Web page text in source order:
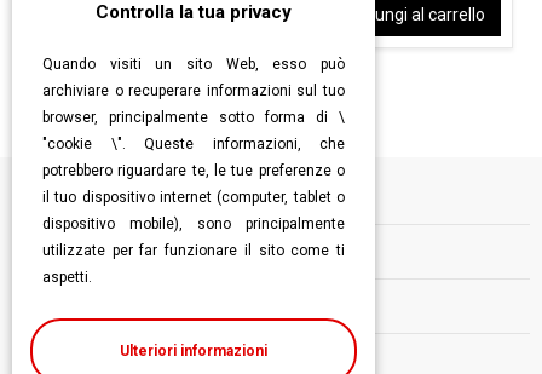
Aggiungi al carrello Aggiungi al carrello
Informazioni
Follow us
Controlla la tua privacy
Quando visiti un sito Web, esso può
archiviare o recuperare informazioni sul tuo
browser, principalmente sotto forma di \
"cookie \". Queste informazioni, che
potrebbero riguardare te, le tue preferenze o
il tuo dispositivo internet (computer, tablet o
dispositivo mobile), sono principalmente
utilizzate per far funzionare il sito come ti
aspetti.
Ulteriori informazioni